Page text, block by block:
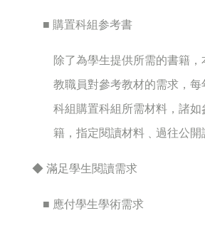
■ 購置科組参考書
除了為學生提供所需的書籍
教職員對參考教材的需求，每
科組購置科組所需材料，諸
籍，指定閱讀材料﹑過往公開
◆ 滿足學生閱讀需求
■ 應付學生學術需求